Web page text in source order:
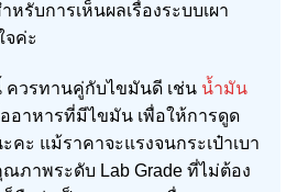
รับการเห็นผลเรื่องระบบเผา
ค่ะ
ควรทานคู่กับไขมันดี เช่น น้ำมัน
อาหารที่มีไขมัน เพื่อให้การดูด
ะ แม้ราคาจะแรงจนกระเป๋าเบา
ภาพระดับ Lab Grade ที่ไม่ต้อง